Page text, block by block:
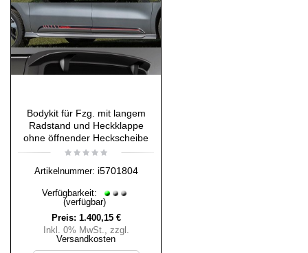
Bodykit für Fzg. mit langem
Radstand und Heckklappe
ohne öffnender Heckscheibe
Artikelnummer: i5701804
Verfügbarkeit:
(verfügbar)
Preis: 1.400,15 €
Inkl. 0% MwSt., zzgl.
Versandkosten